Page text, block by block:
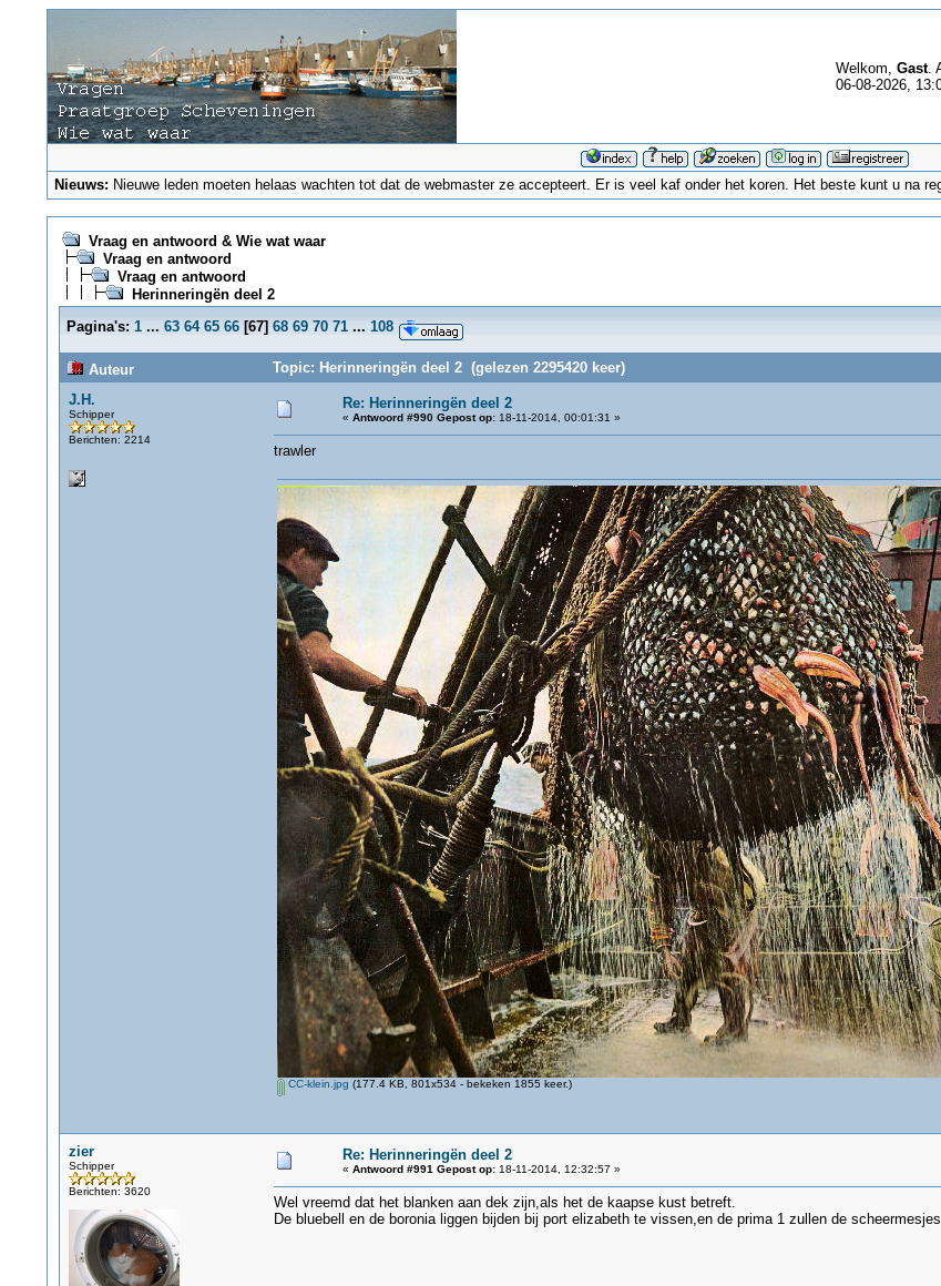
Welkom, Gast.
06-08-2026,
Nieuws: Nieuwe leden moeten helaas wachten tot dat de webmaster ze accepteert. Er is veel kaf onder het koren. Het beste kunt u na
Vraag en antwoord & Wie wat waar
Vraag en antwoord
Vraag en antwoord
Herinneringën deel 2
Pagina's: 1 ... 63 64 65 66[67] 68 69 70 71 ... 108
Auteur
Topic: Herinneringën deel 2 (gelezen 2295420 keer)
J.H.
Schipper
Berichten: 2214
Re: Herinneringën deel 2
« Antwoord #990 Gepost op:18-11-2014, 00:01:31 »
trawler
CC-klein.jpg (177.4 KB, 801x534 - bekeken 1855 keer.)
zier
Schipper
Berichten: 3620
Re: Herinneringën deel 2
« Antwoord #991 Gepost op:18-11-2014, 12:32:57 »
Wel vreemd dat het blanken aan dek zijn,als het de kaapse kust betreft.
De bluebell en de boronia liggen bijden bij port elizabeth te vissen,en de prima 1 zullen de